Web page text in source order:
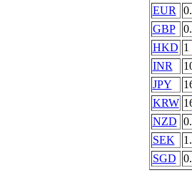
EUR
GBP
HKD 1
INR
JPY
KRW
NZD
SEK
SGD